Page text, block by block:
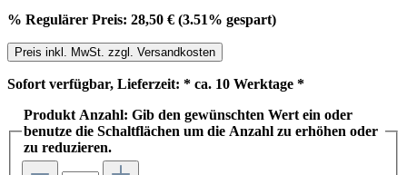
% Regulärer Preis: 28,50 € (3.51% gespart)
Preis inkl. MwSt. zzgl. Versandkosten
Sofort verfügbar, Lieferzeit: * ca. 10 Werktage *
Produkt Anzahl: Gib den gewünschten Wert ein oder
benutze die Schaltflächen um die Anzahl zu erhöhen oder
zu reduzieren.